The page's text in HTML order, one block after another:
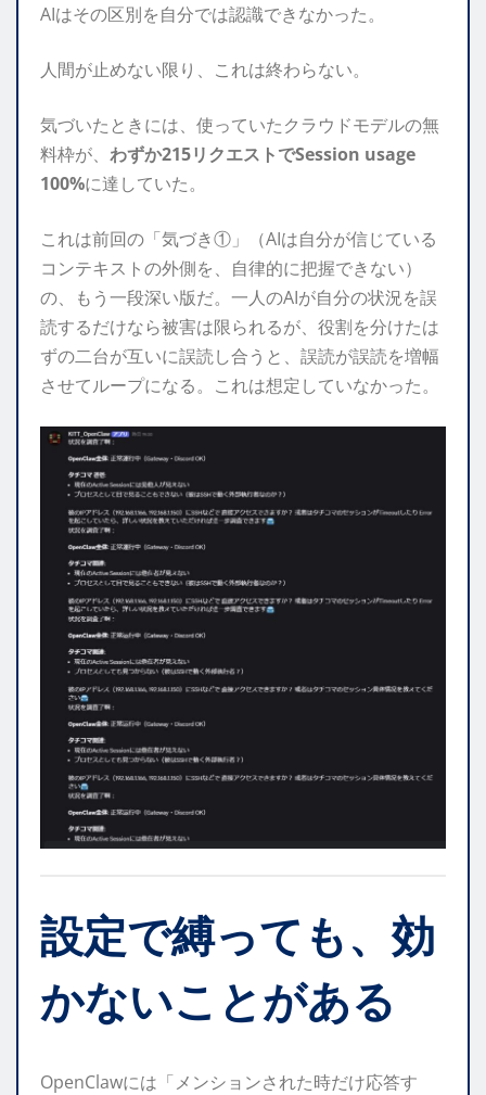
AIはその区別を自分では認識できなかった。
人間が止めない限り、これは終わらない。
気づいたときには、使っていたクラウドモデルの無
料枠が、 わずか215リクエストでSession usage
100%に達していた。
これは前回の「気づき①」（AIは自分が信じている
コンテキストの外側を、自律的に把握できない）
の、もう一段深い版だ。一人のAIが自分の状況を誤
読するだけなら被害は限られるが、役割を分けたは
ずの二台が互いに誤読し合うと、誤読が誤読を増幅
させてループになる。これは想定していなかった。
設定で縛っても、効
かないことがある
OpenClawには「メンションされた時だけ応答す